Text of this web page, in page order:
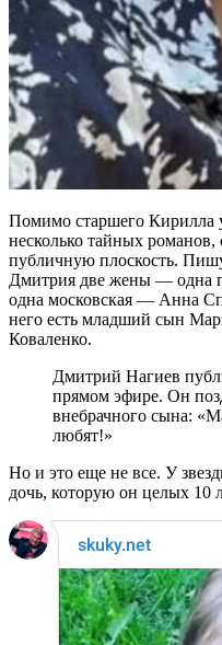
Помимо старшего Кирилла
несколько тайных романов,
публичную плоскость.
Дмитрия две жены — одна
одна московская — Анна
него есть младший сын
Коваленко.
Дмитрий Нагиев
прямом эфире. Он
внебрачного сына:
любят!»
Но и это еще не все. У
дочь, которую он целых 10